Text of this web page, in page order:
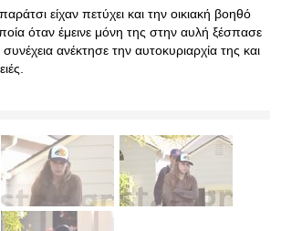
είχαν πετύχει και την οικιακή βοηθό
όταν έμεινε μόνη της στην αυλή ξέσπασε
ανέκτησε την αυτοκυριαρχία της και